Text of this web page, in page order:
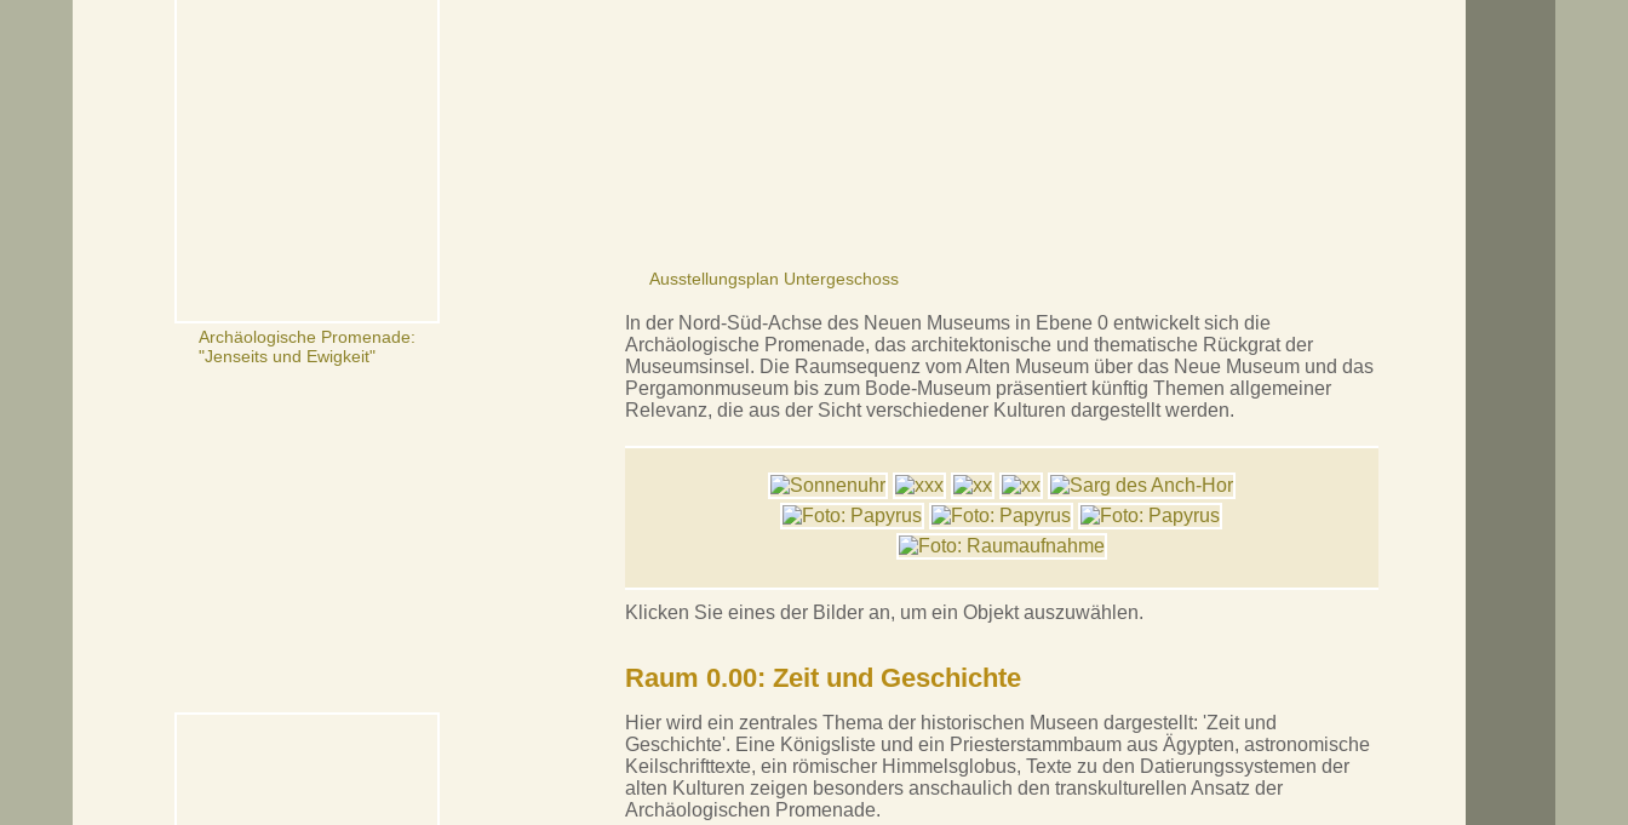
Archäologische Promenade:
"Jenseits und Ewigkeit"
Ausstellungsplan Untergeschoss
In der Nord-Süd-Achse des Neuen Museums in Ebene 0 entwickelt sich die
Archäologische Promenade, das architektonische und thematische Rückgrat der
Museumsinsel. Die Raumsequenz vom Alten Museum über das Neue Museum und das
Pergamonmuseum bis zum Bode-Museum präsentiert künftig Themen allgemeiner
Relevanz, die aus der Sicht verschiedener Kulturen dargestellt werden.
Klicken Sie eines der Bilder an, um ein Objekt auszuwählen.
Raum 0.00: Zeit und Geschichte
Hier wird ein zentrales Thema der historischen Museen dargestellt: 'Zeit und
Geschichte'. Eine Königsliste und ein Priesterstammbaum aus Ägypten, astronomische
Keilschrifttexte, ein römischer Himmelsglobus, Texte zu den Datierungssystemen der
alten Kulturen zeigen besonders anschaulich den transkulturellen Ansatz der
Archäologischen Promenade.